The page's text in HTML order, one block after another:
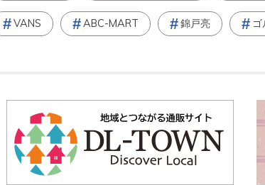
VANS ABC-MART 錦戸亮 ゴ